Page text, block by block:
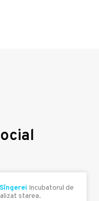
Incubatorul de
starea.